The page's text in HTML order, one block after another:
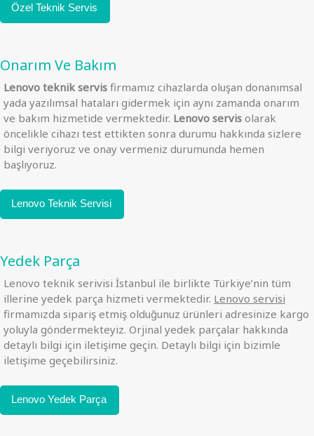
Özel Teknik Servis
Onarım Ve Bakım
Lenovo teknik servis firmamız cihazlarda oluşan donanımsal
yada yazılımsal hataları gidermek için aynı zamanda onarım
ve bakım hizmetide vermektedir. Lenovo servis olarak
öncelikle cihazı test ettikten sonra durumu hakkında sizlere
bilgi veriyoruz ve onay vermeniz durumunda hemen
başlıyoruz.
Lenovo Teknik Servisi
Yedek Parça
Lenovo teknik serivisi İstanbul ile birlikte Türkiye’nin tüm
illerine yedek parça hizmeti vermektedir. Lenovo servisi
firmamızda sipariş etmiş olduğunuz ürünleri adresinize kargo
yoluyla göndermekteyiz. Orjinal yedek parçalar hakkında
detaylı bilgi için iletişime geçin. Detaylı bilgi için bizimle
iletişime geçebilirsiniz.
Lenovo Yedek Parça